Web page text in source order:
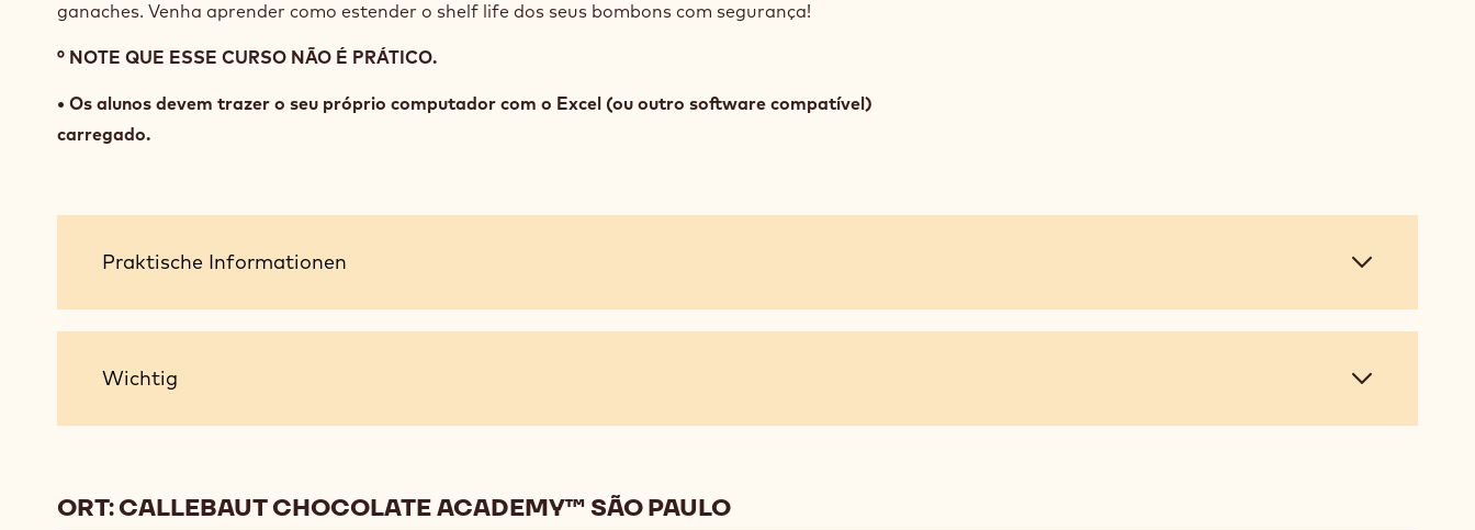
ganaches. Venha aprender como estender o shelf life dos seus bombons com segurança!
° NOTE QUE ESSE CURSO NÃO É PRÁTICO.
• Os alunos devem trazer o seu próprio computador com o Excel (ou outro software compatível)
carregado.
Praktische
Praktische Informationen
Wichtig
Wichtig
ORT: CALLEBAUT CHOCOLATE ACADEMY™ SÃO PAULO